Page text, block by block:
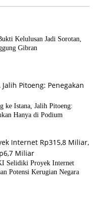
Kelulusan Jadi Sorotan,
Gibran
ke Istana, Jalih Pitoeng:
Hanya di Podium
Selidiki Proyek Internet
Potensi Kerugian Negara